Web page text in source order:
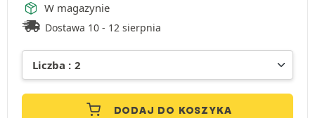
W magazynie
Dostawa 10 - 12 sierpnia
DODAJ DO KOSZYKA